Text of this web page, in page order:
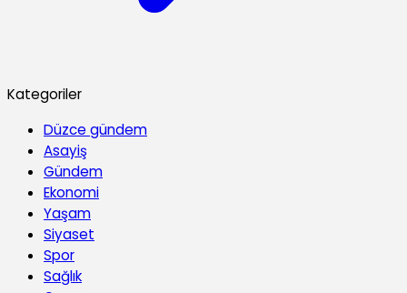
Kategoriler
Düzce gündem
Asayiş
Gündem
Ekonomi
Yaşam
Siyaset
Spor
Sağlık